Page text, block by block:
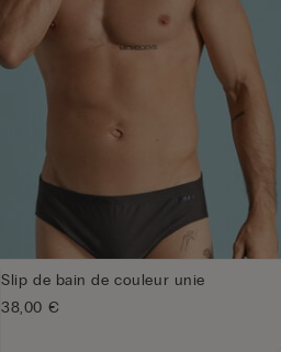
Slip de bain de couleur unie
38,00 €